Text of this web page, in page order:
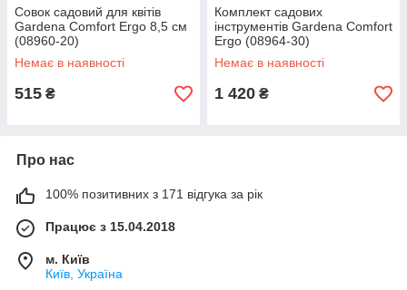
Совок садовий для квітів
Gardena Comfort Ergo 8,5 см
(08960-20)
Немає в наявності
515 ₴
Комплект садових
інструментів Gardena Comfort
Ergo (08964-30)
Немає в наявності
1 420 ₴
Про нас
100% позитивних з 171 відгука за рік
Працює з 15.04.2018
м. Київ
Київ, Україна